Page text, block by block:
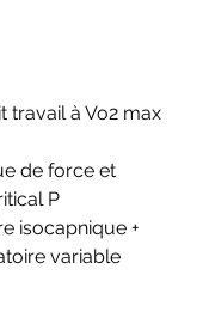
travail à Vo2 max
de force et
P
isocapnique +
variable